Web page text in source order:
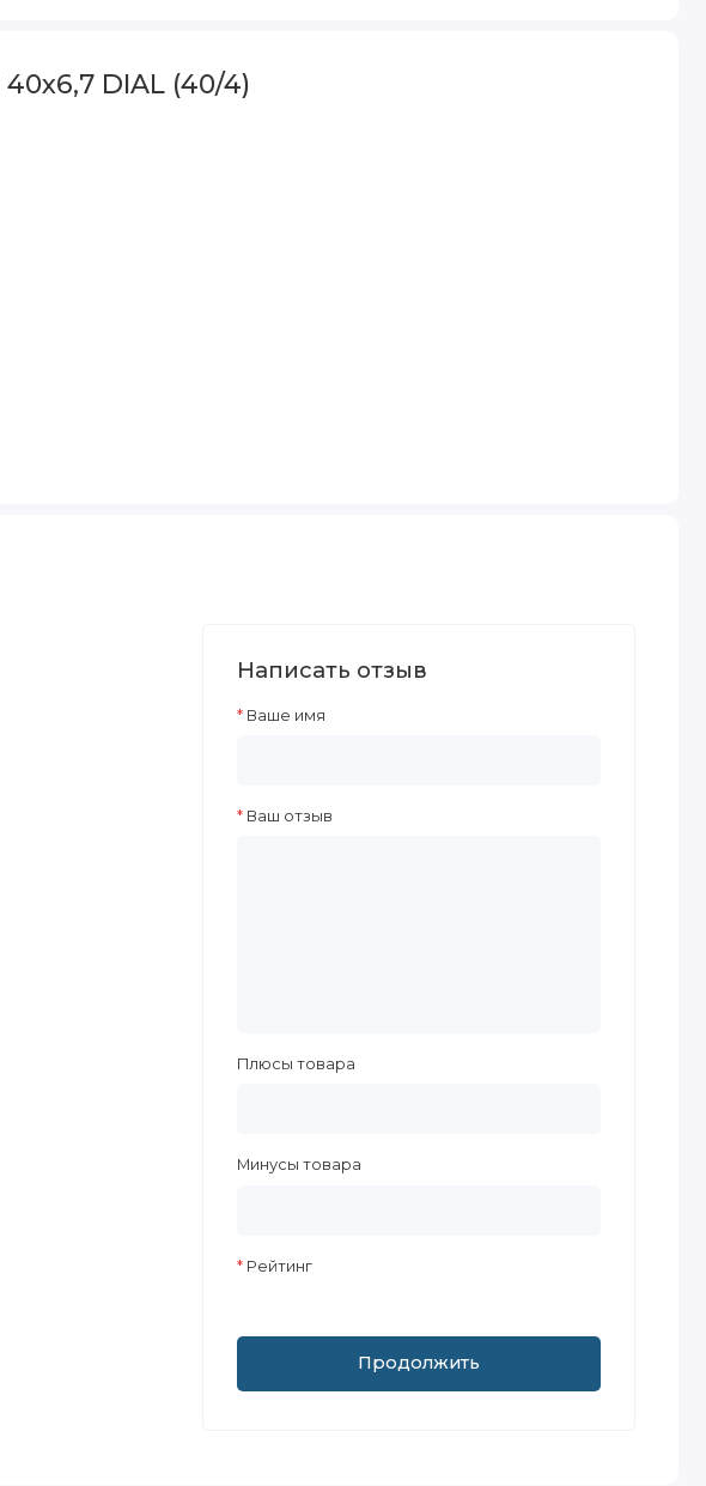
DIAL (40/4)
Написать отзыв
Ваше имя
Ваш отзыв
Плюсы товара
Минусы товара
Рейтинг
Продолжить